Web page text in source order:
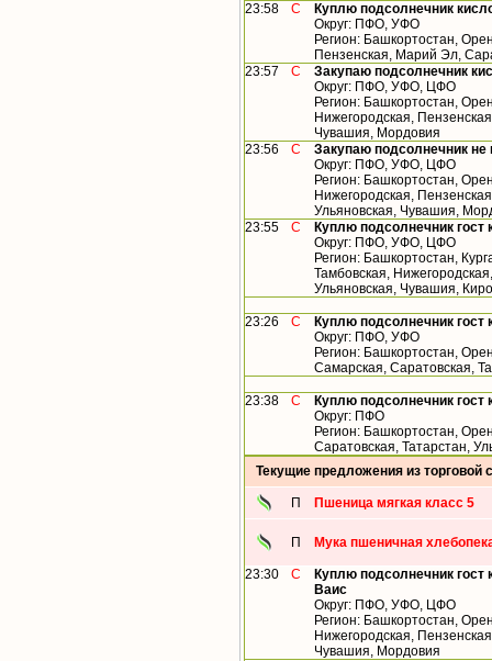
23:58 С
Куплю подсолнечник
Округ: ПФО, УФО
Регион: Башкортостан,
Пензенская, Марий Эл,
23:57
С
Закупаю подсолнечник
Округ: ПФО, УФО, ЦФО
Регион: Башкортостан,
Нижегородская,
Чувашия, Мордовия
23:56
С
Закупаю подсолнечник
Округ: ПФО, УФО, ЦФО
Регион: Башкортостан,
Нижегородская,
Ульяновская, Чувашия,
23:55
С
Куплю подсолнечник гост
Округ: ПФО, УФО, ЦФО
Регион: Башкортостан,
Тамбовская,
Ульяновская, Чувашия,
23:26 С
Куплю подсолнечник
Округ: ПФО, УФО
Регион: Башкортостан,
Самарская, Саратовская,
23:38 С
Куплю подсолнечник
Округ: ПФО
Регион: Башкортостан,
Саратовская, Татарстан,
Текущие предложения из торговой
П Пшеница мягкая класс 5
П Мука пшеничная
23:30 С
Куплю подсолнечник
Ваис
Округ: ПФО, УФО, ЦФО
Регион: Башкортостан,
Нижегородская,
Чувашия, Мордовия